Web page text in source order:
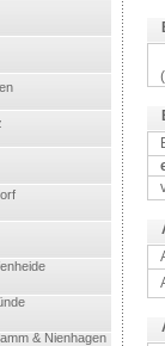
& Nienhagen